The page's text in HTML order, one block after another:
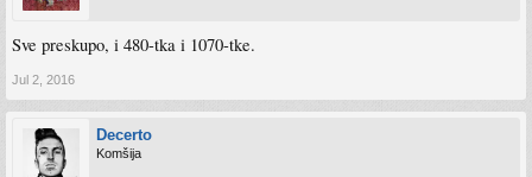
Sve preskupo, i 480-tka i 1070-tke.
Jul 2, 2016
Decerto
Komšija